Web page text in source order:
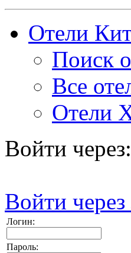
Отели
Поиск
Все
Отели
Войти через:
Войти
Логин:
Пароль: